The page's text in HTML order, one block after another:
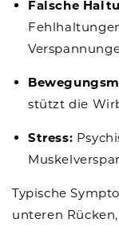
Falsche
stützt die
Stress:
Typische
unteren